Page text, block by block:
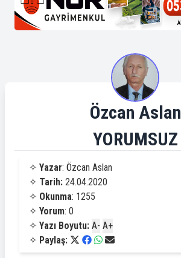
Özcan Aslan
YORUMSUZ
✧ Yazar: Özcan Aslan
✧ Tarih: 24.04.2020
✧ Okunma: 1255
✧ Yorum: 0
✧ Yazı Boyutu: A- A+
✧ Paylaş: